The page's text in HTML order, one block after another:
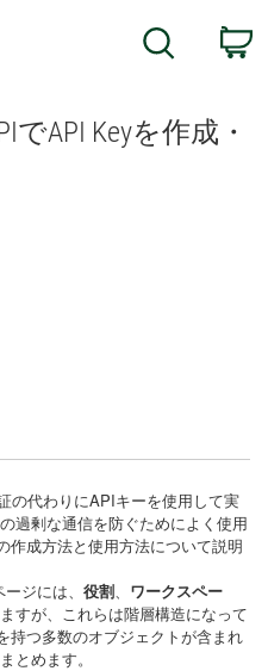
Search
でAPI Keyを作成・
の代わりにAPIキーを使用して実
過剰な通信を防ぐためによく使用
作成方法と使用方法について説明
ジには、 役割、 ワークスペー
すが、これらは階層構造になって
持つ多数のオブジェクトが含まれ
とめます。